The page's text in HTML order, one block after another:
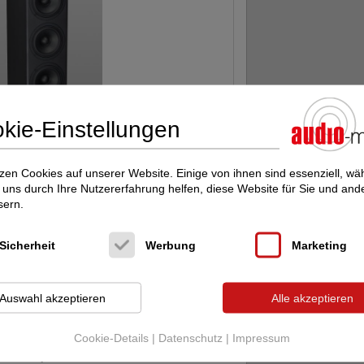
Dolifet-Verstärkerschaltung erreichen diese
Funktionalität, die für Boxen dieser Größe
Klang Konzeption, die ein Mehrfaches, ich
richtige Musikwiedergabe
für jeden ambitionierten Musikhörer.
Einstellungen
Cookies auf unserer Website. Einige von ihnen sind essenziell,
durch Ihre Nutzererfahrung helfen, diese Website für Sie und
Cookie-Details | Datenschutz | Impressum
Sicherheit Werbung Marketing
Auswahl akzeptieren Alle akzeptieren